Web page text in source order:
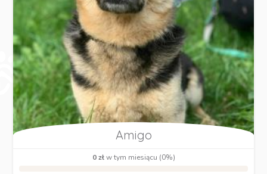
Amigo
0 złw tym miesiącu (0%)